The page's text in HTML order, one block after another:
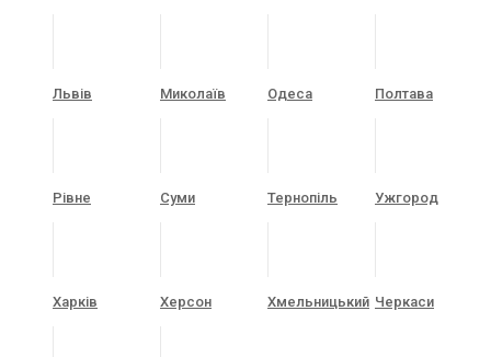
Львів Миколаїв Одеса Полтава
Рівне Суми Тернопіль Ужгород
Харків Херсон Хмельницький Черкаси